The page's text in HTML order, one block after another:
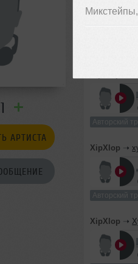
1
АРТИСТА
Авторский
XipXlop ➝
Авторский
XipXlop ➝